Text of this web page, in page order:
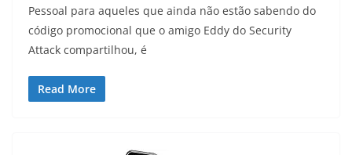
Pessoal para aqueles que ainda não estão sabendo do
código promocional que o amigo Eddy do Security
Attack compartilhou, é
Read More